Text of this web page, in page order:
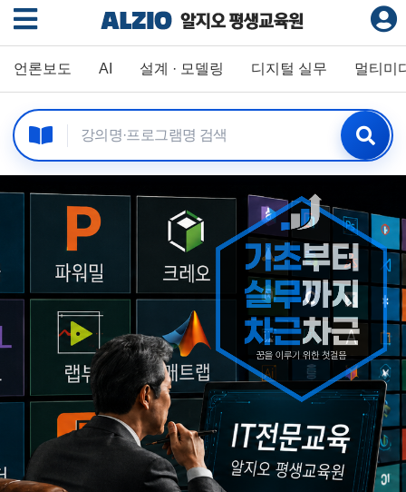
언론보도 AI 설계 · 모델링 디지털 실무 멀티미